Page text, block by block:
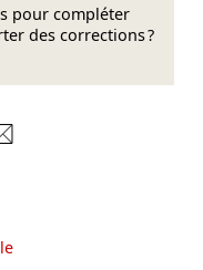
pour compléter
des corrections ?
Mastodon
sur Bluesky
sur Facebook